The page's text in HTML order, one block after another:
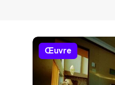
œuvre